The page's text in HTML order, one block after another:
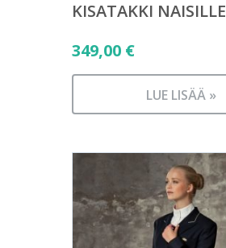
KISATAKKI NAISILLE
349,00 €
LUE LISÄÄ »